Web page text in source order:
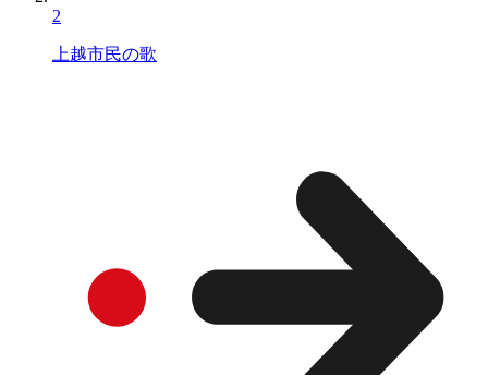
2
上越市民の歌